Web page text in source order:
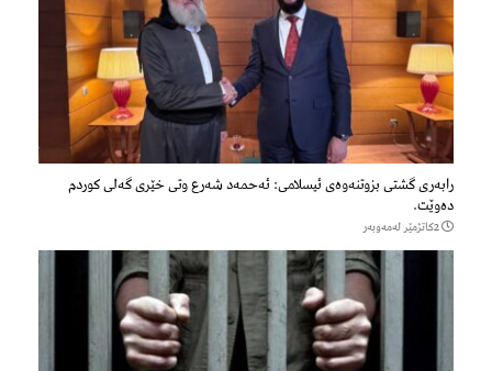
رابه‌ری گشتی بزوتنه‌وه‌ی ئیسلامی: ئه‌حمه‌د شه‌رع وتی خێری گه‌لی كوردم
ده‌وێت.
2كاتژمێر لەمەوبەر